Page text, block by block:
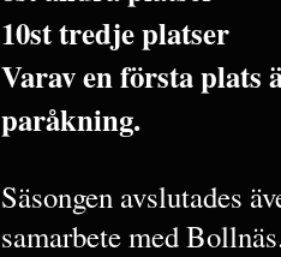
10st tredje platser
Varav en första plats
paråkning.
Säsongen avslutades
samarbete med